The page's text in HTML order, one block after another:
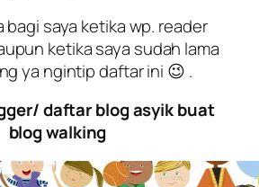
bagi saya ketika wp. reader
ketika saya sudah lama
ya ngintip daftar ini 😉 .
daftar blog asyik buat
blog walking